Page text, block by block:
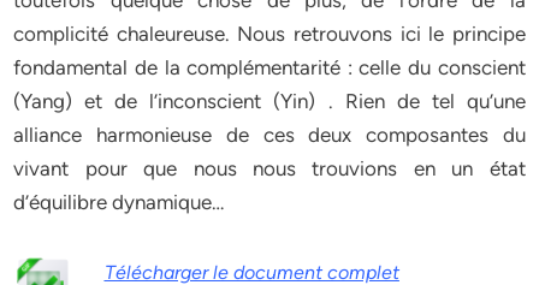
complicité chaleureuse. Nous retrouvons ici le principe
fondamental de la complémentarité : celle du conscient
(Yang) et de l’inconscient (Yin) . Rien de tel qu’une
alliance harmonieuse de ces deux composantes du
vivant pour que nous nous trouvions en un état
d’équilibre dynamique…
Télécharger le document complet